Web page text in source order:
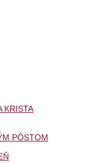
KRISTA
PÔSTOM